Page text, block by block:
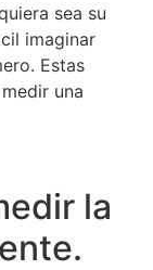
sea su
imaginar
Estas
una
la